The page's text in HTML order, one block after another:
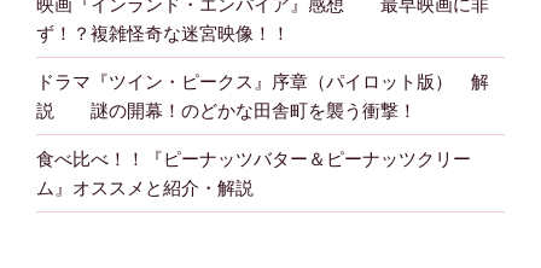
ず！？複雑怪奇な迷宮映像！！
ドラマ『ツイン・ピークス』序章（パイロット版） 解
説 謎の開幕！のどかな田舎町を襲う衝撃！
食べ比べ！！『ピーナッツバター＆ピーナッツクリー
ム』オススメと紹介・解説